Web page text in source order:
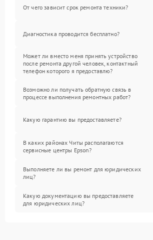
От чего зависит срок ремонта техники?
Диагностика проводится бесплатно?
Может ли вместо меня принять устройство
после ремонта другой человек, контактный
телефон которого я предоставлю?
Возможно ли получать обратную связь в
процессе выполнения ремонтных работ?
Какую гарантию вы предоставляете?
В каких районах Читы располагаются
сервисные центры Epson?
Выполняете ли вы ремонт для юридических
лиц?
Какую документацию вы предоставляете
для юридических лиц?